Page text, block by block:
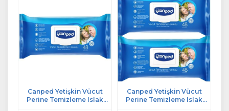
Canped Yetişkin Vücut
Perine Temizleme Islak
Canped Yetişkin Vücut
Perine Temizleme Islak